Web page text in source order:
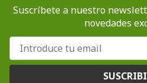
Suscríbete a nuestro
novedades